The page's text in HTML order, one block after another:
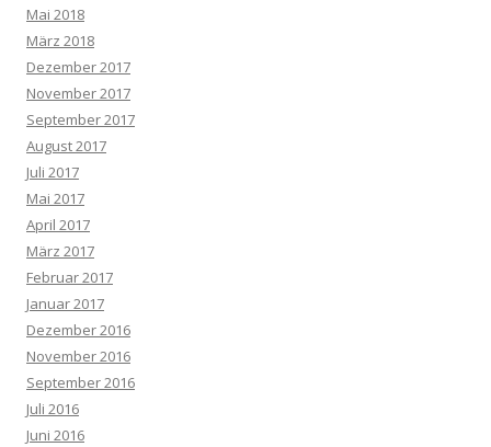
Mai 2018
März 2018
Dezember 2017
November 2017
September 2017
August 2017
Juli 2017
Mai 2017
April 2017
März 2017
Februar 2017
Januar 2017
Dezember 2016
November 2016
September 2016
Juli 2016
Juni 2016